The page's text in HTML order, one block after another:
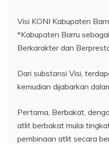
Visi KONI Kabupaten
*Kabupaten Barru
Berkarakter dan
Dari substansi Visi,
kemudian dijabarkan
Pertama, Berbakat,
atlit berbakat mulai
pembinaan atlit secara